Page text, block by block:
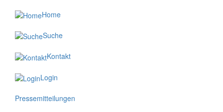
Home
Suche
Kontakt
Login
Pressemitteilungen